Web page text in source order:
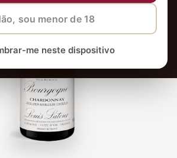
sou menor de 18
me neste dispositivo